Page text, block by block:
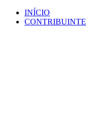
para
INÍCIO
CONTRIBUINTE